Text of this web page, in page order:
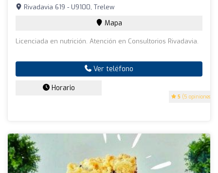
5 (5 opiniones)
Rivadavia 619 - U9100, Trelew
Mapa
Licenciada en nutrición. Atención en Consultorios Rivadavia.
Ver teléfono
Horario